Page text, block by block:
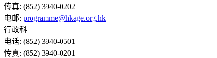
传真: (852) 3940-0202
电邮: programme@hkage.org.hk
行政科
电话: (852) 3940-0501
传真: (852) 3940-0201